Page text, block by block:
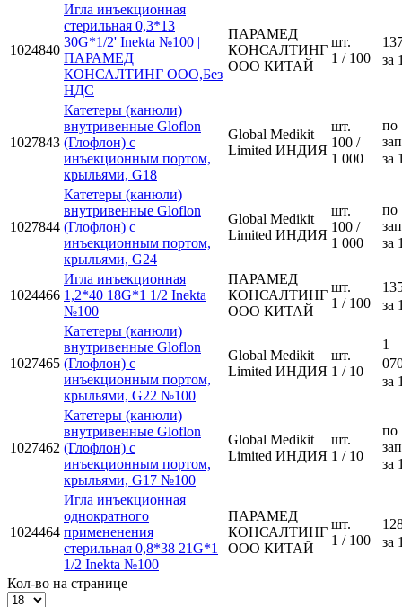
1024840
Игла инъекционная
стерильная 0,3*13
30G*1/2' Inekta №100 |
ПАРАМЕД
КОНСАЛТИНГ ООО,Без
НДС
ПАРАМЕД
КОНСАЛТИНГ
ООО КИТАЙ
шт.
1 / 100
за
1027843
Катетеры (канюли)
внутривенные Gloflon
(Глофлон) с
инъекционным портом,
крыльями, G18
Global Medikit
Limited ИНДИЯ
шт.
100 /
1 000
по
за
1027844
Катетеры (канюли)
внутривенные Gloflon
(Глофлон) с
инъекционным портом,
крыльями, G24
Global Medikit
Limited ИНДИЯ
шт.
100 /
1 000
по
за
1024466
Игла инъекционная
1,2*40 18G*1 1/2 Inekta
№100
ПАРАМЕД
КОНСАЛТИНГ
ООО КИТАЙ
шт.
1 / 100
за
1027465
Катетеры (канюли)
внутривенные Gloflon
(Глофлон) с
инъекционным портом,
крыльями, G22 №100
Global Medikit
Limited ИНДИЯ
шт.
1 / 10
1
за
1027462
Катетеры (канюли)
внутривенные Gloflon
(Глофлон) с
инъекционным портом,
крыльями, G17 №100
Global Medikit
Limited ИНДИЯ
шт.
1 / 10
по
за
1024464
Игла инъекционная
однократного
примененения
стерильная 0,8*38 21G*1
1/2 Inekta №100
ПАРАМЕД
КОНСАЛТИНГ
ООО КИТАЙ
шт.
1 / 100
за
Кол-во на странице